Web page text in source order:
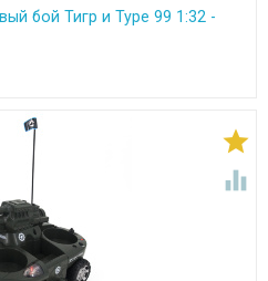
бой Тигр и Type 99 1:32 -

